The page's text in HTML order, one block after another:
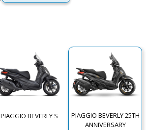
PIAGGIO BEVERLY S
PIAGGIO BEVERLY 25TH
ANNIVERSARY